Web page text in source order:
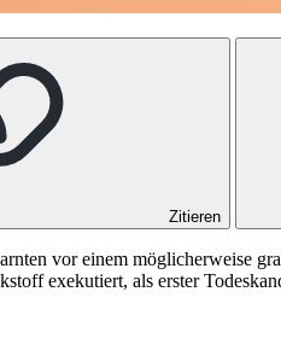
Zitieren
vor einem möglicherweise
exekutiert, als erster